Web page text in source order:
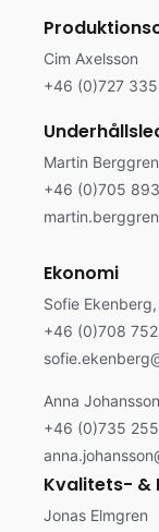
Cim Axelsson
+46 (0)727
Martin Berggren
+46 (0)705
Ekonomi
Sofie
+46 (0)708
Anna
+46 (0)735
Kvalitets- &
Jonas Elmgren